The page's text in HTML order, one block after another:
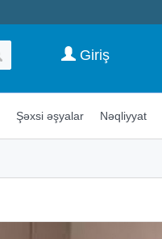
Giriş
Şəxsi əşyalar Nəqliyyat